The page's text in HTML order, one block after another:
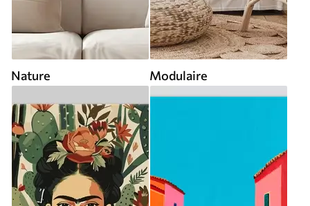
Nature Modulaire